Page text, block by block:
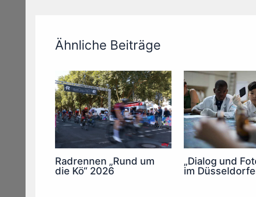
Ähnliche Beiträge
Radrennen „Rund um
die Kö“ 2026
„Dialog und
im